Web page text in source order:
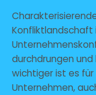
durchdrungen
wichtiger ist es
Unternehmen,